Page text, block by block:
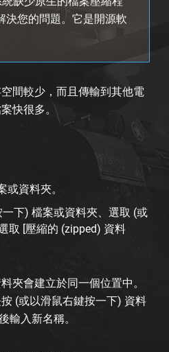
決您的問題。它是開源軟
間較少，而且傳輸到其他電
快很多。
資料夾。
下) 檔案或資料夾、選取 (或
取 [壓縮的 (zipped) 資料
夾會建立於同一個位置中。
(或以滑鼠右鍵按一下) 資料
輸入新名稱。